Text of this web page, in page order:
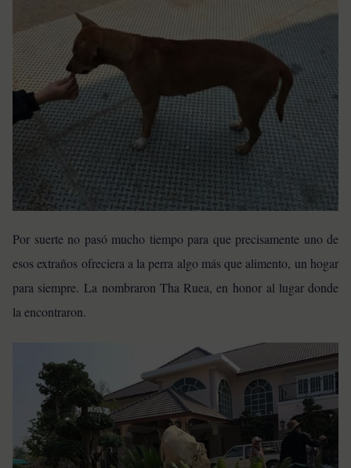
Por suerte no pasó mucho tiempo para que precisamente uno de
esos extraños ofreciera a la perra algo más que alimento, un hogar
para siempre. La nombraron Tha Ruea, en honor al lugar donde
la encontraron.